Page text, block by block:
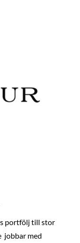
portfölj till stor
jobbar med